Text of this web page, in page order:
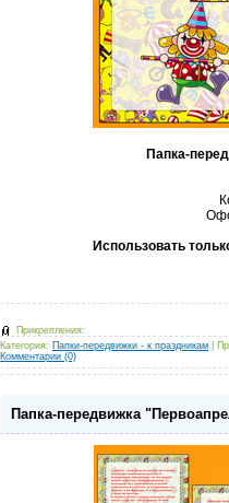
Папка-
Использовать
Прикрепления:
Категория: Папки-передвижки - к праздникам
Комментарии (0)
Папка-передвижка